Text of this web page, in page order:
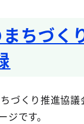
ちづく
づくり推進協
です。